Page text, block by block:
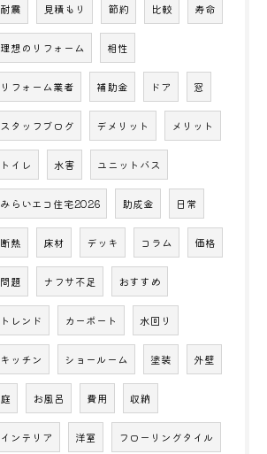
耐震 見積もり 節約 比較 寿命
理想のリフォーム 相性
リフォーム業者 補助金 ドア 窓
スタッフブログ デメリット メリット
トイレ 水害 ユニットバス
みらいエコ住宅2026 助成金 日常
断熱 床材 デッキ コラム 価格
問題 ナフサ不足 おすすめ
トレンド カーポート 水回り
キッチン ショールーム 塗装 外壁
庭 お風呂 費用 収納
インテリア 洋室 フローリングタイル